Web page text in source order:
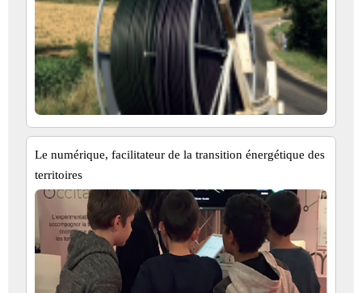
Le numérique, facilitateur de la transition énergétique des
territoires